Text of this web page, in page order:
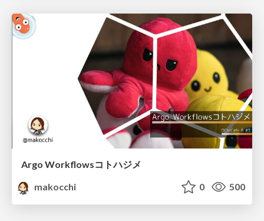
Argo Workflowsコトハジメ
makocchi
0 500